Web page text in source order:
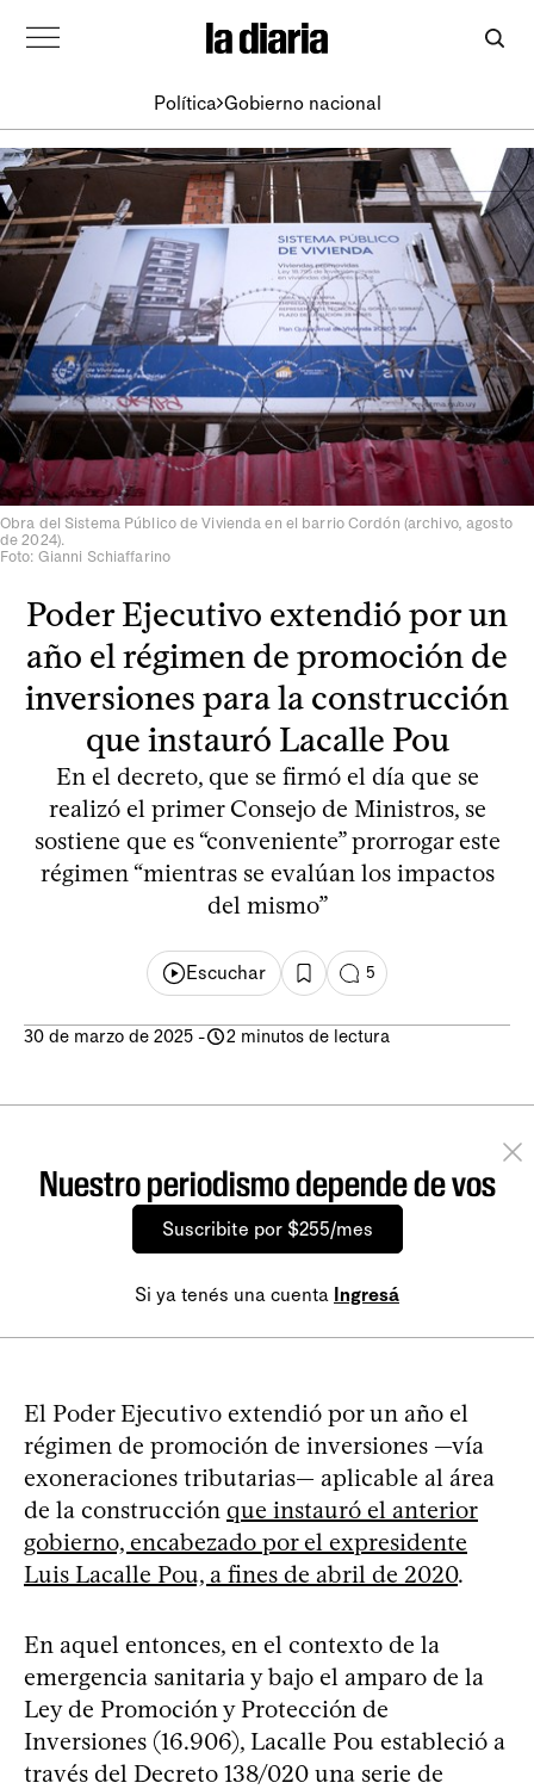
Política Gobierno nacional
Obra del Sistema Público de Vivienda en el barrio Cordón (archivo, agosto
de 2024).
Foto: Gianni Schiaffarino
Poder Ejecutivo extendió por un
año el régimen de promoción de
inversiones para la construcción
que instauró Lacalle Pou
En el decreto, que se firmó el día que se
realizó el primer Consejo de Ministros, se
sostiene que es “conveniente” prorrogar este
régimen “mientras se evalúan los impactos
del mismo”
Escuchar 5
30 de marzo de 2025 - 2 minutos de lectura
Nuestro periodismo depende de vos
Suscribite por $255/mes
Si ya tenés una cuenta Ingresá
El Poder Ejecutivo extendió por un año el
régimen de promoción de inversiones —vía
exoneraciones tributarias— aplicable al área
de la construcción que instauró el anterior
gobierno, encabezado por el expresidente
Luis Lacalle Pou, a fines de abril de 2020.
En aquel entonces, en el contexto de la
emergencia sanitaria y bajo el amparo de la
Ley de Promoción y Protección de
Inversiones (16.906), Lacalle Pou estableció a
través del Decreto 138/020 una serie de